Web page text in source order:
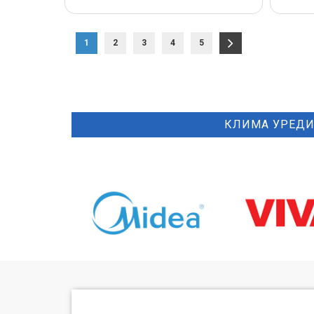
1 2 3 4 5
КЛИМА УРЕДИ